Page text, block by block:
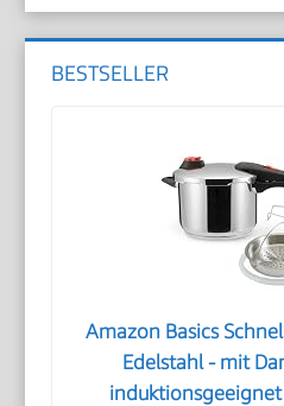
BESTSELLER
Amazon Basics
Edelstahl - mit